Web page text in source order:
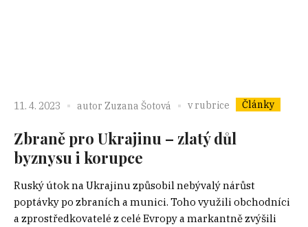
11. 4. 2023 autor Zuzana Šotová v rubrice Články
Zbraně pro Ukrajinu – zlatý důl
byznysu i korupce
Ruský útok na Ukrajinu způsobil nebývalý nárůst
poptávky po zbraních a munici. Toho využili obchodníci
a zprostředkovatelé z celé Evropy a markantně zvýšili